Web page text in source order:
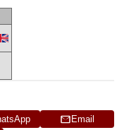
Email